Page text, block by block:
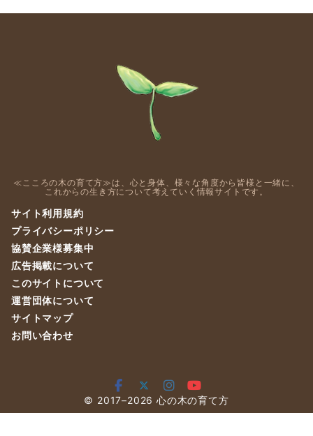
≪こころの木の育て方≫は、心と身体、様々な角度から皆様と一緒に、
これからの生き方について考えていく情報サイトです。
サイト利用規約
プライバシーポリシー
協賛企業様募集中
広告掲載について
このサイトについて
運営団体について
サイトマップ
お問い合わせ
© 2017–2026 心の木の育て方